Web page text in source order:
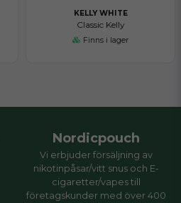
KELLY WHITE
Classic Kelly
Finns i lager
Nordicpouch
Vi erbjuder försäljning av
nikotinpåsar/vitt snus och E-
cigaretter/vapes till
företagskunder med över 400